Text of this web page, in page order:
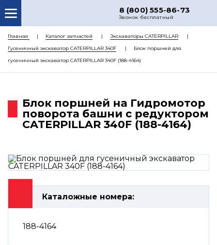
8 (800) 555-86-73
Звонок бесплатный
О НАС
КАТАЛОГ ЗАПЧАСТЕЙ
РЕМОНТ
ЦЕНЫ
КОНТАКТЫ
Главная Каталог запчастей
Экскаваторы CATERPILLAR
Гусеничный экскаватор CATERPILLAR 340F
Блок поршней для
гусеничный экскаватор CATERPILLAR 340F (188-4164)
Блок поршней на Гидромотор
поворота башни с редуктором
CATERPILLAR 340F (188-4164)
Каталожные номера:
188-4164